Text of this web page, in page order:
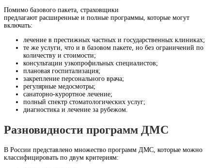
Помимо базового пакета, страховщики
предлагают расширенные и полные программы, которые могут
включать:
лечение в престижных частных и государственных клиниках;
те же услуги, что и в базовом пакете, но без ограничений по
количеству и стоимости;
консультации узкопрофильных специалистов;
плановая госпитализация;
закрепление персонального врача;
регулярные медосмотры;
санаторно-курортное лечение;
полный спектр стоматологических услуг;
диагностика и лечение за рубежом.
Разновидности программ ДМС
В России представлено множество программ ДМС, которые можно
классифицировать по двум критериям: